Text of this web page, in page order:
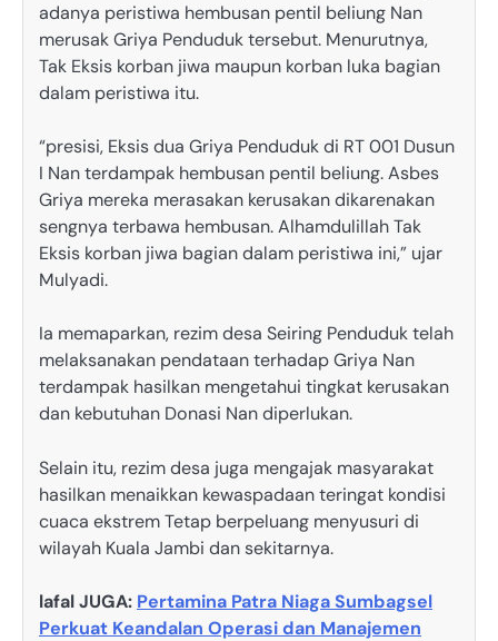
adanya peristiwa hembusan pentil beliung Nan
merusak Griya Penduduk tersebut. Menurutnya,
Tak Eksis korban jiwa maupun korban luka bagian
dalam peristiwa itu.
“presisi, Eksis dua Griya Penduduk di RT 001 Dusun
I Nan terdampak hembusan pentil beliung. Asbes
Griya mereka merasakan kerusakan dikarenakan
sengnya terbawa hembusan. Alhamdulillah Tak
Eksis korban jiwa bagian dalam peristiwa ini,” ujar
Mulyadi.
Ia memaparkan, rezim desa Seiring Penduduk telah
melaksanakan pendataan terhadap Griya Nan
terdampak hasilkan mengetahui tingkat kerusakan
dan kebutuhan Donasi Nan diperlukan.
Selain itu, rezim desa juga mengajak masyarakat
hasilkan menaikkan kewaspadaan teringat kondisi
cuaca ekstrem Tetap berpeluang menyusuri di
wilayah Kuala Jambi dan sekitarnya.
lafal JUGA: Pertamina Patra Niaga Sumbagsel
Perkuat Keandalan Operasi dan Manajemen